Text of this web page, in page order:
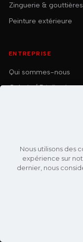
Nous utilisons des
expérience sur
dernier, nous
Zinguerie & gouttières
Peinture extérieure
ENTREPRISE
Qui sommes-nous
Galerie / Réalisations
ZONES
Annecy Seynod